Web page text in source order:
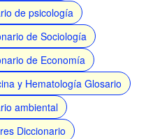
de psicología
de Sociología
de Economía
y Hematología Glosario
ambiental
Diccionario